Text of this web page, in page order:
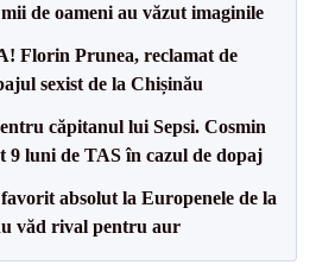
de oameni au văzut imaginile
Florin Prunea, reclamat de
sexist de la Chișinău
căpitanul lui Sepsi. Cosmin
9 luni de TAS în cazul de dopaj
absolut la Europenele de la
văd rival pentru aur